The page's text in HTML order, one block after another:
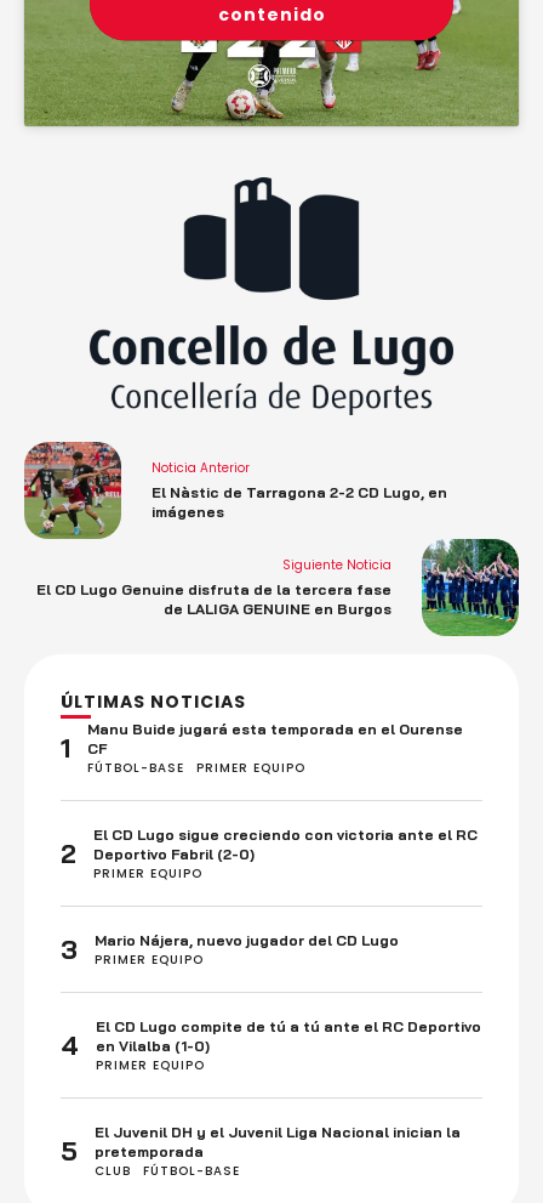
contenido
Noticia Anterior
El Nàstic de Tarragona 2-2 CD Lugo, en
imágenes
Siguiente Noticia
El CD Lugo Genuine disfruta de la tercera fase
de LALIGA GENUINE en Burgos
ÚLTIMAS NOTICIAS
1
Manu Buide jugará esta temporada en el Ourense
CF
FÚTBOL-BASE
PRIMER EQUIPO
2
El CD Lugo sigue creciendo con victoria ante el RC
Deportivo Fabril (2-0)
PRIMER EQUIPO
3
Mario Nájera, nuevo jugador del CD Lugo
PRIMER EQUIPO
4
El CD Lugo compite de tú a tú ante el RC Deportivo
en Vilalba (1-0)
PRIMER EQUIPO
5
El Juvenil DH y el Juvenil Liga Nacional inician la
pretemporada
CLUB
FÚTBOL-BASE